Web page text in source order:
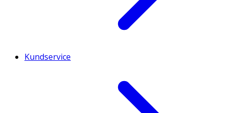
Kundservice